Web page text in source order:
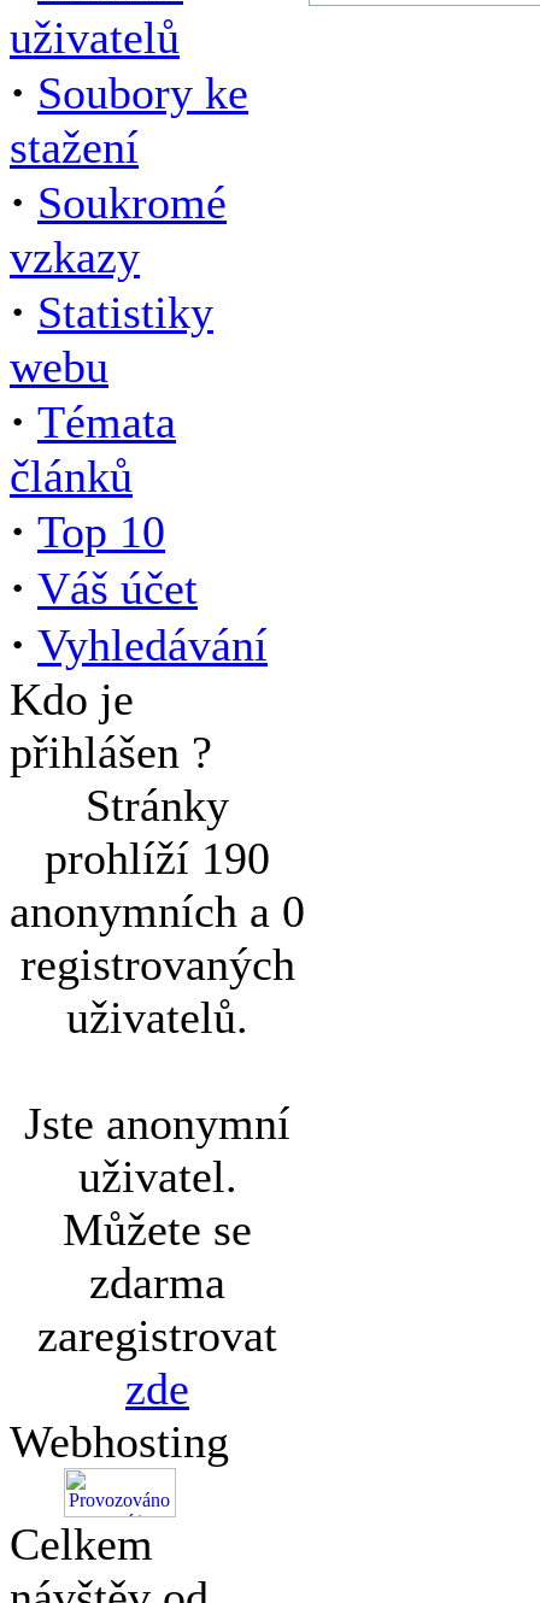
uživatelů
· Soubory ke
stažení
· Soukromé
vzkazy
· Statistiky
webu
· Témata
článků
· Top 10
· Váš účet
· Vyhledávání
Kdo je
přihlášen ?
Stránky
prohlíží 190
anonymních a 0
registrovaných
uživatelů.
Jste anonymní
uživatel.
Můžete se
zdarma
zaregistrovat
zde
Webhosting
Celkem